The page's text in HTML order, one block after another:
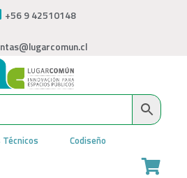
+56 9 42510148
Codiseño